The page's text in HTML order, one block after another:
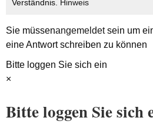
Verständnis. Hinweis
Sie müssenangemeldetsein um
eine Antwort schreiben zu können
Bitte loggen Sie sich ein
×
Bitte loggen Sie sich